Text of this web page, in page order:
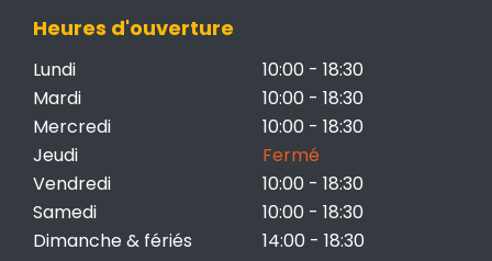
Heures d'ouverture
Lundi
10:00 - 18:30
Mardi
10:00 - 18:30
Mercredi
10:00 - 18:30
Jeudi
Fermé
Vendredi
10:00 - 18:30
Samedi
10:00 - 18:30
Dimanche & fériés
14:00 - 18:30